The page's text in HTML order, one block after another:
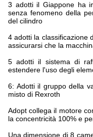
3 adotti il Giappone ha
senza fenomeno della
del cilindro
4 adotti la classificazione
assicurarsi che la
5 adotti il sistema di
estendere l'uso degli
6: Adotti il gruppo della
misto di Rexroth
Adopt collega il motore
la concentricità 100% e
Una dimensione di 8